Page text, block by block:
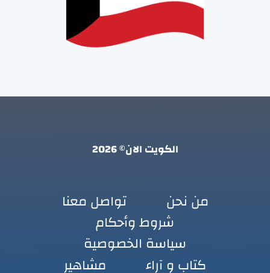
الكويت الان© 2026
من نحن
تواصل معنا
شروط وأحكام
سياسة الخصوصية
كتاب و آراء
مشاهير